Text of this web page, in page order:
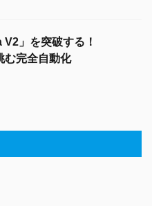
V2」を突破する！
完全自動化